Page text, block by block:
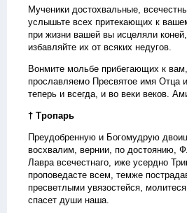
Мученики достохвальные,
услышьте всех притекающих к
при жизни вашей вы исцеляли
избавляйте их от всяких недугов.
Вонмите мольбе прибегающих к
прославляемо Пресвятое имя Отца
теперь и всегда, и во веки веков.
† Тропарь
Преудобренную и Богомудрую
восхвалим, вернии, по достоянию,
Лавра всечестнаго, иже усердно
проповедасте всем, темже
пресветлыми увязостейся,
спасет души наша.